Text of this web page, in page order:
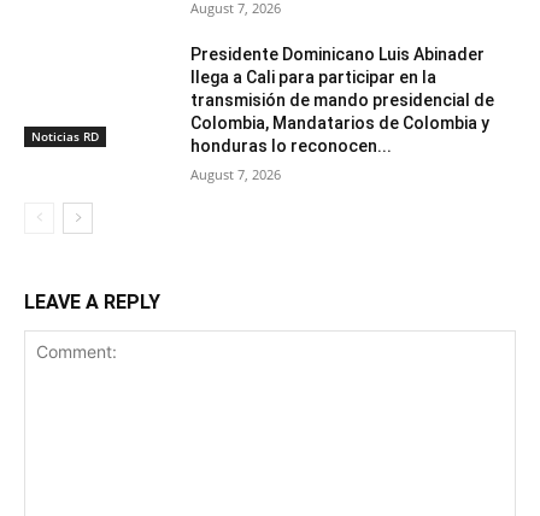
August 7, 2026
Noticias RD
Presidente Dominicano Luis Abinader
llega a Cali para participar en la
transmisión de mando presidencial de
Colombia, Mandatarios de Colombia y
honduras lo reconocen...
August 7, 2026
LEAVE A REPLY